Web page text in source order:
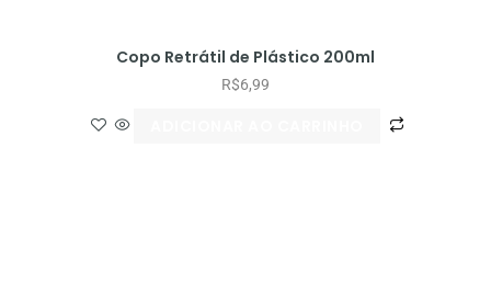
Copo Retrátil de Plástico 200ml
R$6,99